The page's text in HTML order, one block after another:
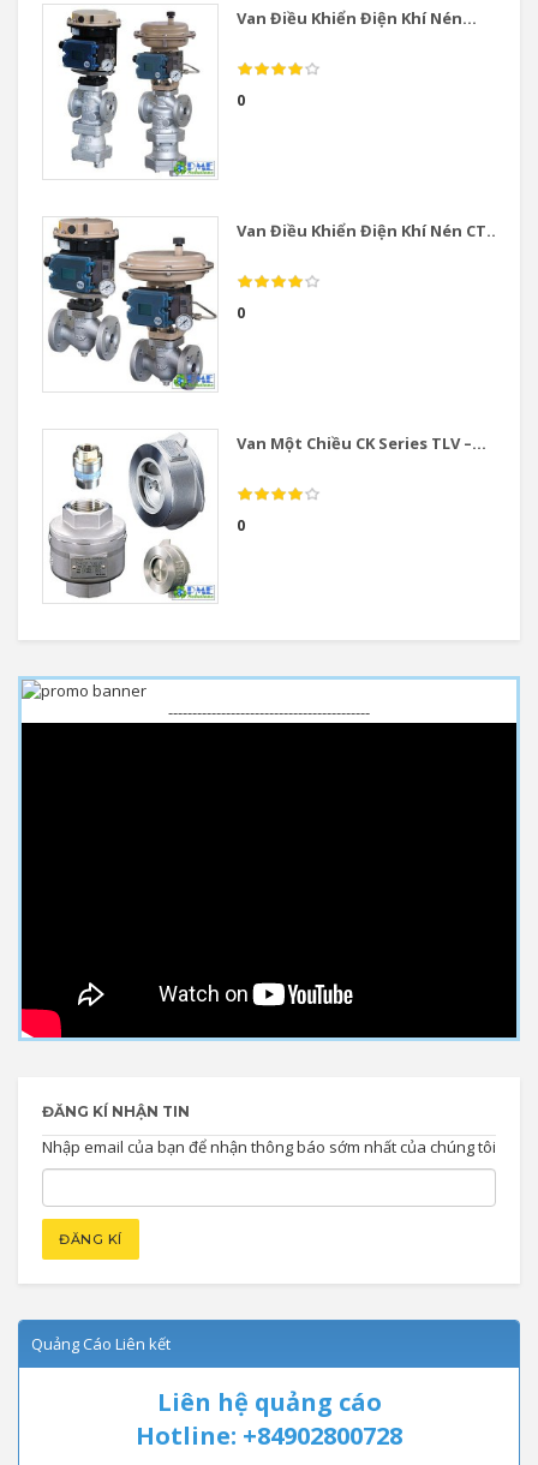
Van Điều Khiển Điện Khí Nén...
0
Van Điều Khiển Điện Khí Nén CT...
0
Van Một Chiều CK Series TLV –...
0
------------------------------------------
ĐĂNG KÍ NHẬN TIN
Nhập email của bạn để nhận thông báo sớm nhất của chúng tôi
Quảng Cáo Liên kết
Liên hệ quảng cáo
Hotline: +84902800728